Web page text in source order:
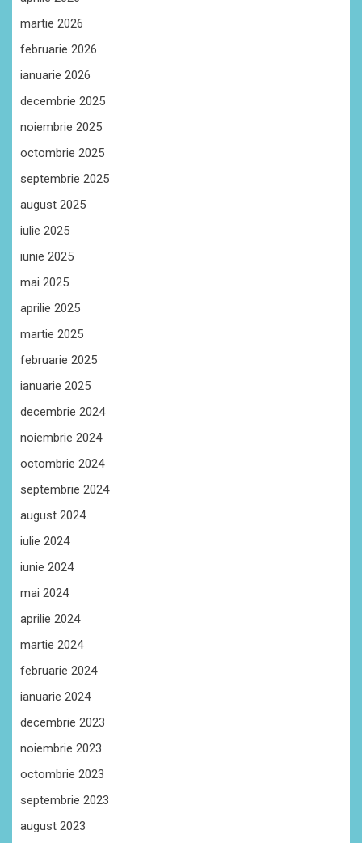
martie 2026
februarie 2026
ianuarie 2026
decembrie 2025
noiembrie 2025
octombrie 2025
septembrie 2025
august 2025
iulie 2025
iunie 2025
mai 2025
aprilie 2025
martie 2025
februarie 2025
ianuarie 2025
decembrie 2024
noiembrie 2024
octombrie 2024
septembrie 2024
august 2024
iulie 2024
iunie 2024
mai 2024
aprilie 2024
martie 2024
februarie 2024
ianuarie 2024
decembrie 2023
noiembrie 2023
octombrie 2023
septembrie 2023
august 2023